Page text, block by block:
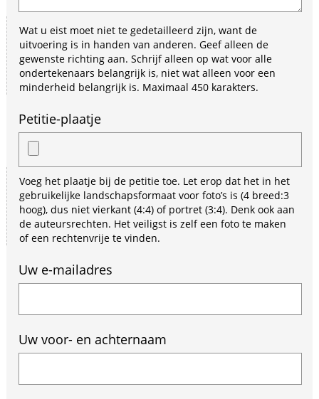
Wat u eist moet niet te gedetailleerd zijn, want de
uitvoering is in handen van anderen. Geef alleen de
gewenste richting aan. Schrijf alleen op wat voor alle
ondertekenaars belangrijk is, niet wat alleen voor een
minderheid belangrijk is. Maximaal 450 karakters.
Petitie-plaatje
Voeg het plaatje bij de petitie toe. Let erop dat het in het
gebruikelijke landschapsformaat voor foto’s is (4 breed:3
hoog), dus niet vierkant (4:4) of portret (3:4). Denk ook aan
de auteursrechten. Het veiligst is zelf een foto te maken
of een rechtenvrije te vinden.
Uw e-mailadres
Uw voor- en achternaam